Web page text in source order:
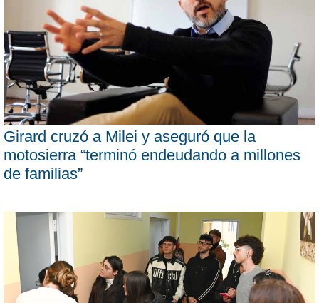
Girard cruzó a Milei y aseguró que la
motosierra “terminó endeudando a millones
de familias”